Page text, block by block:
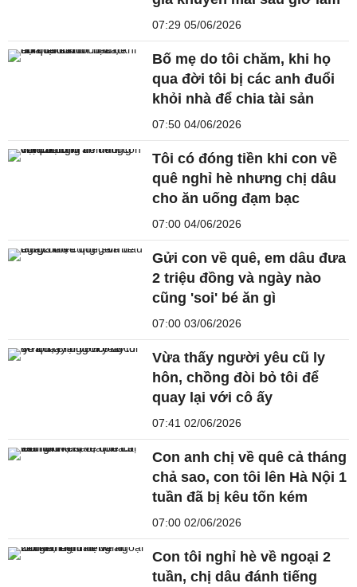
07:29 05/06/2026
Bố mẹ do tôi chăm, khi họ
qua đời tôi bị các anh đuổi
khỏi nhà để chia tài sản
07:50 04/06/2026
Tôi có đóng tiền khi con về
quê nghỉ hè nhưng chị dâu
cho ăn uống đạm bạc
07:00 04/06/2026
Gửi con về quê, em dâu đưa
2 triệu đồng và ngày nào
cũng 'soi' bé ăn gì
07:00 03/06/2026
Vừa thấy người yêu cũ ly
hôn, chồng đòi bỏ tôi để
quay lại với cô ấy
07:41 02/06/2026
Con anh chị về quê cả tháng
chả sao, con tôi lên Hà Nội 1
tuần đã bị kêu tốn kém
07:00 02/06/2026
Con tôi nghỉ hè về ngoại 2
tuần, chị dâu đánh tiếng